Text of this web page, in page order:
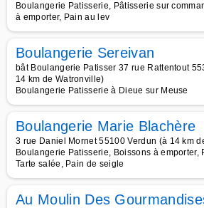
Boulangerie Patisserie, Pâtisserie sur
à emporter, Pain au lev
Boulangerie Sereivan
bât Boulangerie Patisser 37 rue Rattentout
14 km de Watronville)
Boulangerie Patisserie à Dieue sur Meuse
Boulangerie Marie Blachère
3 rue Daniel Mornet 55100 Verdun (à 14 km
Boulangerie Patisserie, Boissons à emporter,
Tarte salée, Pain de seigle
Au Moulin Des